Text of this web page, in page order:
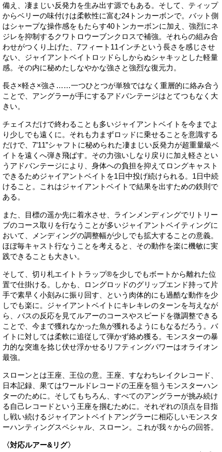
備え、凄まじい反発力を生み出す源でもある。そして、ティップ
からベリーの味付けは柔軟性に富む24トンカーボンで。バット側
はシャープな操作感をもたらす40トンカーボンに加え、強烈にネ
ジレを抑制するクワトロウーブンクロスで補強。それらの組み合
わせがつくり上げた、7フィート11インチという長さを感じさせ
ない、ジャイアントベイトロッドらしからぬシャキッとした軽量
感。その内に秘めたしなやかな強さと強烈な復元力。
長さ×軽さ×強さ……一つひとつが単独ではなく重層的に絡み合う
ことで、アングラーが手にするアドバンテージはとてつもなく大
きい。
チェイスだけで終わることも多いジャイアントベイトを今までよ
り少しでも遠くに。それも力まずロッドに乗せることを意識する
だけで、7’11”シャフトに秘められた凄まじい反発力が超重量級ベ
イトを遠くへ弾き飛ばす。その力強いしなり戻りに加え軽さとい
うアドバンテージにより、身体への負担を抑えてロングキャスト
できるためジャイアントベイトを1日中投げ続けられる。1日中続
けること。これはジャイアントベイトで結果を出すための鉄則で
ある。
また、目標の遥か先に着水させ、ラインメンディングでリトリー
ブのコース取りを行なうことが多いジャイアントベイティングに
おいて、メンディングの調整幅が少しでも拡大することの意義。
ほぼ毎キャスト行なうことを考えると、その動作を楽に機敏に実
践できることも大きい。
そして、切り札エイトトラップ®を少しでもボートから離れた位
置で仕掛ける。しかも、ロングロッドのグリップエンド持って片
手で素早く小刻みに振り回す、という肉体的にも過酷な動作を少
しでも楽に。ジャイアントベイトにキレキレのターンを与えなが
ら、バスの反応を見てルアーのコースやスピードを微調整できる
ことで、今まで獲れなかった魚が獲れるようにもなるだろう。バ
イトに対しては柔軟に追従して弾かず絡め獲る。モンスターの暴
力的な突進を捻じ伏せ浮かせるリフティングパワーはオライオン
最強。
スローンとは王座、王位の意。王座、すなわちレイクレコード、
日本記録、果てはワールドレコードの王座を狙うモンスターハン
ターのために。そしてもちろん、すべてのアングラーが挑み続け
る自己レコードという王座を掴むために。それぞれの頂点を目指
し戦い続けるジャイアントベイトアングラーに相応しいモンスタ
ーハンティングスペシャル、スローン。これが我々からの回答。
〈対応ルアー&リグ〉